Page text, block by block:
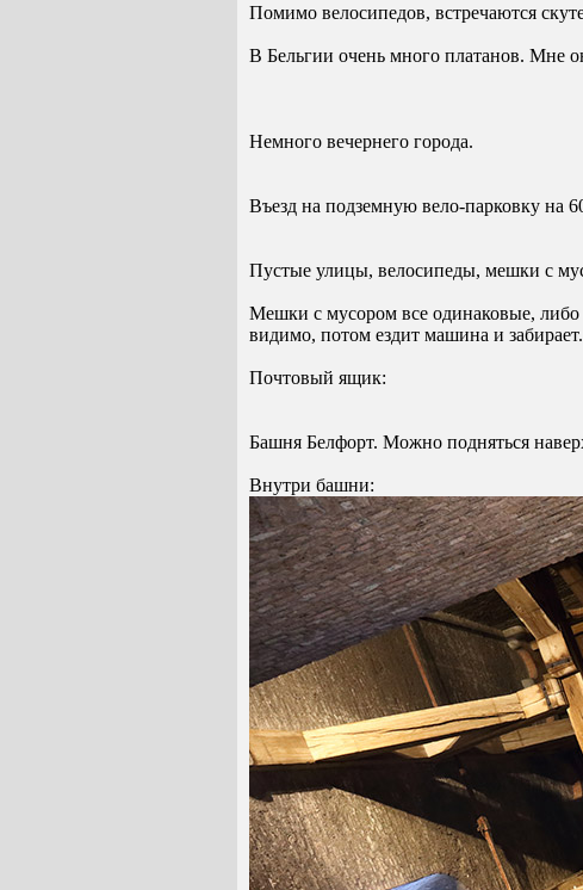
Помимо велосипедов, встречаются
В Бельгии очень много платанов. Мне
Немного вечернего города.
Въезд на подземную вело-парковку на
Пустые улицы, велосипеды, мешки с
Мешки с мусором все одинаковые, либо
видимо, потом ездит машина и забирает.
Почтовый ящик:
Башня Белфорт. Можно подняться
Внутри башни: